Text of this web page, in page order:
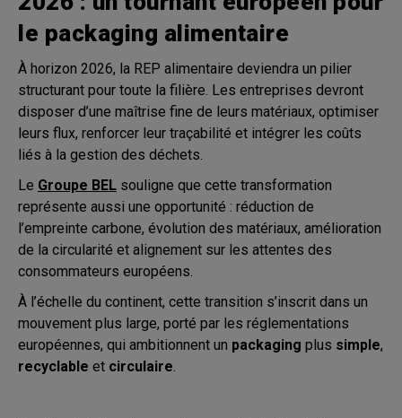
le packaging alimentaire
À horizon 2026, la REP alimentaire deviendra un pilier
structurant pour toute la filière. Les entreprises devront
disposer d’une maîtrise fine de leurs matériaux, optimiser
leurs flux, renforcer leur traçabilité et intégrer les coûts
liés à la gestion des déchets.
Le Groupe BEL souligne que cette transformation
représente aussi une opportunité : réduction de
l’empreinte carbone, évolution des matériaux, amélioration
de la circularité et alignement sur les attentes des
consommateurs européens.
À l’échelle du continent, cette transition s’inscrit dans un
mouvement plus large, porté par les réglementations
européennes, qui ambitionnent un packaging plus simple,
recyclable et circulaire.